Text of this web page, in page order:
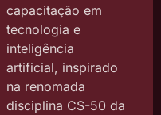
capacitação em
tecnologia e
inteligência
artificial, inspirado
na renomada
disciplina CS-50 da